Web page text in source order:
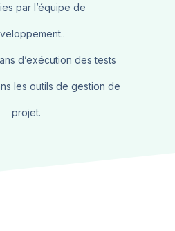
par l’équipe de
d’exécution des tests
les outils de gestion de
projet.